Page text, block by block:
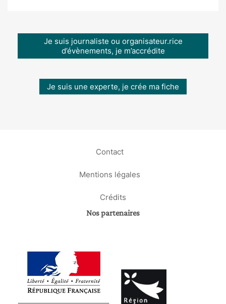
Je suis journaliste ou organisateur.rice
d’évènements, je m’accrédite
Je suis une experte, je crée ma fiche
Contact
Mentions légales
Crédits
Nos partenaires